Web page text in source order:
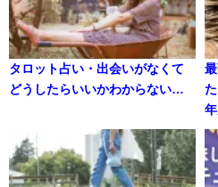
タロット占い・出会いがなくて
どうしたらいいかわからない…